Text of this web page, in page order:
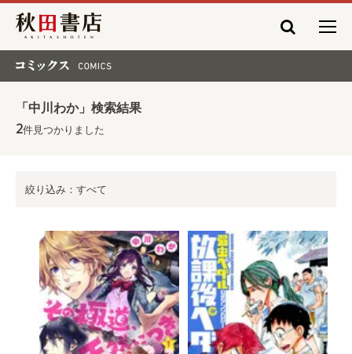
秋田書店
「中川わか」検索結果
2件見つかりました
絞り込み：すべて